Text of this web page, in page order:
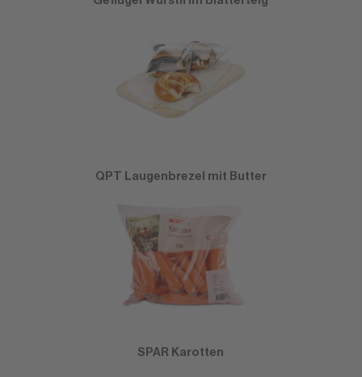
QPT Laugenbrezel mit Butter
SPAR Karotten